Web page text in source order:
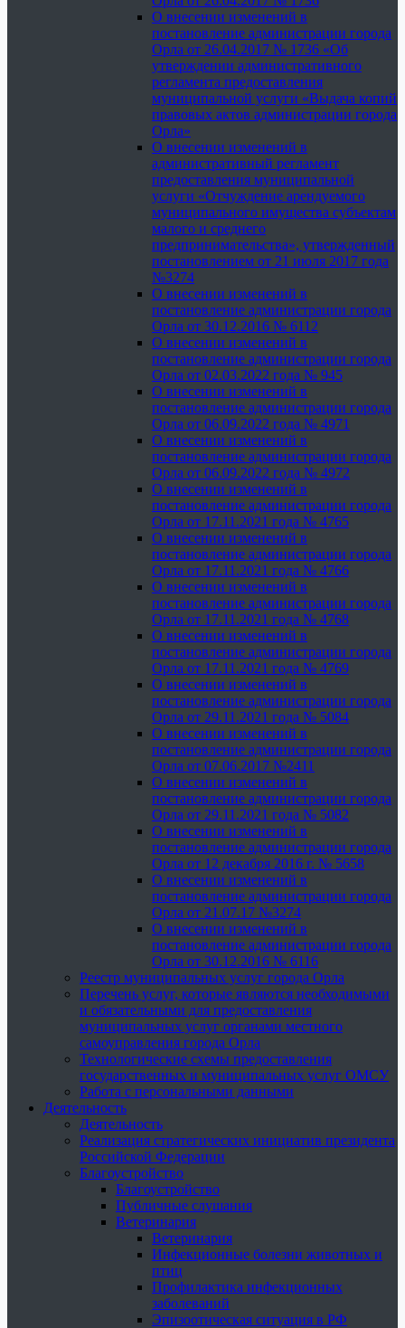
О внесении изменений в
постановление администрации города
Орла от 26.04.2017 № 1736 «Об
утверждении административного
регламента предоставления
муниципальной услуги «Выдача копий
правовых актов администрации города
Орла»
О внесении изменений в
административный регламент
предоставления муниципальной
услуги «Отчуждение арендуемого
муниципального имущества субъектам
малого и среднего
предпринимательства», утвержденный
постановлением от 21 июля 2017 года
№3274
О внесении изменений в
постановление администрации города
Орла от 30.12.2016 № 6112
О внесении изменений в
постановление администрации города
Орла от 02.03.2022 года № 945
О внесении изменений в
постановление администрации города
Орла от 06.09.2022 года № 4971
О внесении изменений в
постановление администрации города
Орла от 06.09.2022 года № 4972
О внесении изменений в
постановление администрации города
Орла от 17.11.2021 года № 4765
О внесении изменений в
постановление администрации города
Орла от 17.11.2021 года № 4766
О внесении изменений в
постановление администрации города
Орла от 17.11.2021 года № 4768
О внесении изменений в
постановление администрации города
Орла от 17.11.2021 года № 4769
О внесении изменений в
постановление администрации города
Орла от 29.11.2021 года № 5084
О внесении изменений в
постановление администрации города
Орла от 07.06.2017 №2411
О внесении изменений в
постановление администрации города
Орла от 29.11.2021 года № 5082
О внесении изменений в
постановление администрации города
Орла от 12 декабря 2016 г. № 5658
О внесении изменений в
постановление администрации города
Орла от 21.07.17 №3274
О внесении изменений в
постановление администрации города
Орла от 30.12.2016 № 6116
Реестр муниципальных услуг города Орла
Перечень услуг, которые являются необходимыми
и обязательными для предоставления
муниципальных услуг органами местного
самоуправления города Орла
Технологические схемы предоставления
государственных и муниципальных услуг ОМСУ
Работа с персональными данными
Деятельность
Деятельность
Реализация стратегических инициатив президента
Российской Федерации
Благоустройство
Благоустройство
Публичные слушания
Ветеринария
Ветеринария
Инфекционные болезни животных и
птиц
Профилактика инфекционных
заболеваний
Эпизоотическая ситуация в РФ